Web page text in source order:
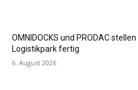
OMNIDOCKS und PRODAC stellen
Logistikpark fertig
6. August 2026